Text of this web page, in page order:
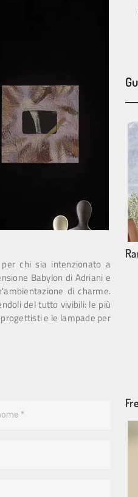
chi sia intenzionato a
Babylon di Adriani e
di charme.
del tutto vivibili: le più
e le lampade per